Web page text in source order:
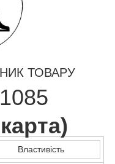
ТОВАРУ
)
Властивість